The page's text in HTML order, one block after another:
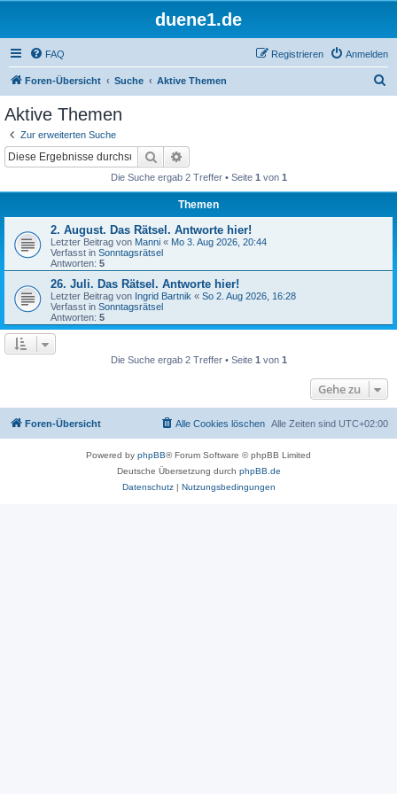
duene1.de
FAQ Anmelden
Registrieren
Foren-Übersicht Suche Aktive Themen
Aktive Themen
Zur erweiterten Suche
Suche
Die Suche ergab 2 Treffer • Seite 1 von 1
Themen
2. August. Das Rätsel. Antworte hier!
Letzter Beitrag von Manni « Mo 3. Aug 2026, 20:44
Verfasst in Sonntagsrätsel
Antworten: 5
26. Juli. Das Rätsel. Antworte hier!
Letzter Beitrag von Ingrid Bartnik « So 2. Aug 2026, 16:28
Verfasst in Sonntagsrätsel
Antworten: 5
Die Suche ergab 2 Treffer • Seite 1 von 1
Gehe zu
Foren-Übersicht Alle Zeiten sind UTC+02:00
Alle Cookies löschen
Powered by phpBB® Forum Software © phpBB Limited
Deutsche Übersetzung durch phpBB.de
Datenschutz| Nutzungsbedingungen